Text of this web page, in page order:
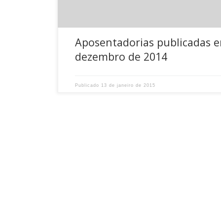
Aposentadorias publicadas
dezembro de 2014
Publicado 13 de janeiro de 2015